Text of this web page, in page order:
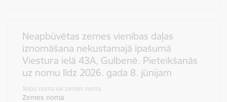
Neapbūvētas zemes vienības daļas
iznomāšana nekustamajā īpašumā
Viestura ielā 43A, Gulbenē. Pieteikšanās
uz nomu līdz 2026. gada 8. jūnijam
Telpu noma vai zemes noma
Zemes noma